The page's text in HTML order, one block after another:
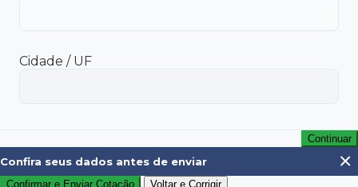
Cidade / UF
Continuar
Confira seus dados antes de enviar ×
Confirmar e Enviar Cotação Voltar e Corrigir